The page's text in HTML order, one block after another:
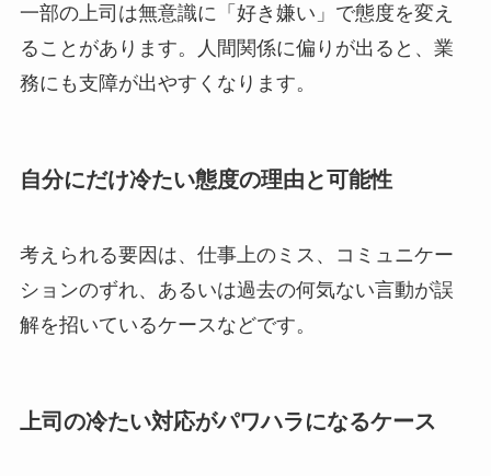
一部の上司は無意識に「好き嫌い」で態度を変え
ることがあります。人間関係に偏りが出ると、業
務にも支障が出やすくなります。
自分にだけ冷たい態度の理由と可能性
考えられる要因は、仕事上のミス、コミュニケー
ションのずれ、あるいは過去の何気ない言動が誤
解を招いているケースなどです。
上司の冷たい対応がパワハラになるケース